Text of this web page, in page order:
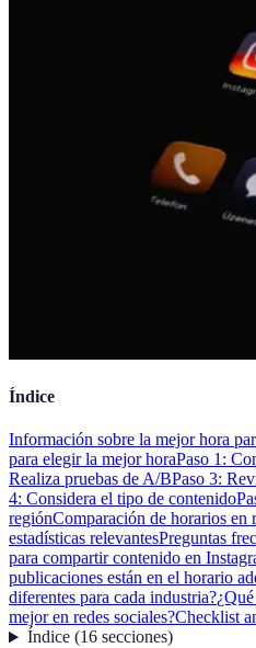
Índice
Información sobre la mejor hora
para elegir la mejor horaPaso 1:
Realiza pruebas de A/BPaso 3:
4: Considera el tipo de contenido
regiónComparación de horarios en
estadísticas relevantesPreguntas
para compartir contenido en
publicaciones están en el horario
diferentes para cada industria?
mejor en redes sociales?Checklist
Índice(16 secciones)